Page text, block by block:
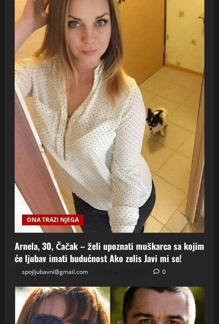
ONA TRAZI NJEGA
Arnela, 30, Čačak – želi upoznati muškarca sa kojim
će ljubav imati budućnost Ako zelis Javi mi se!
spojljubavni@gmail.com 0